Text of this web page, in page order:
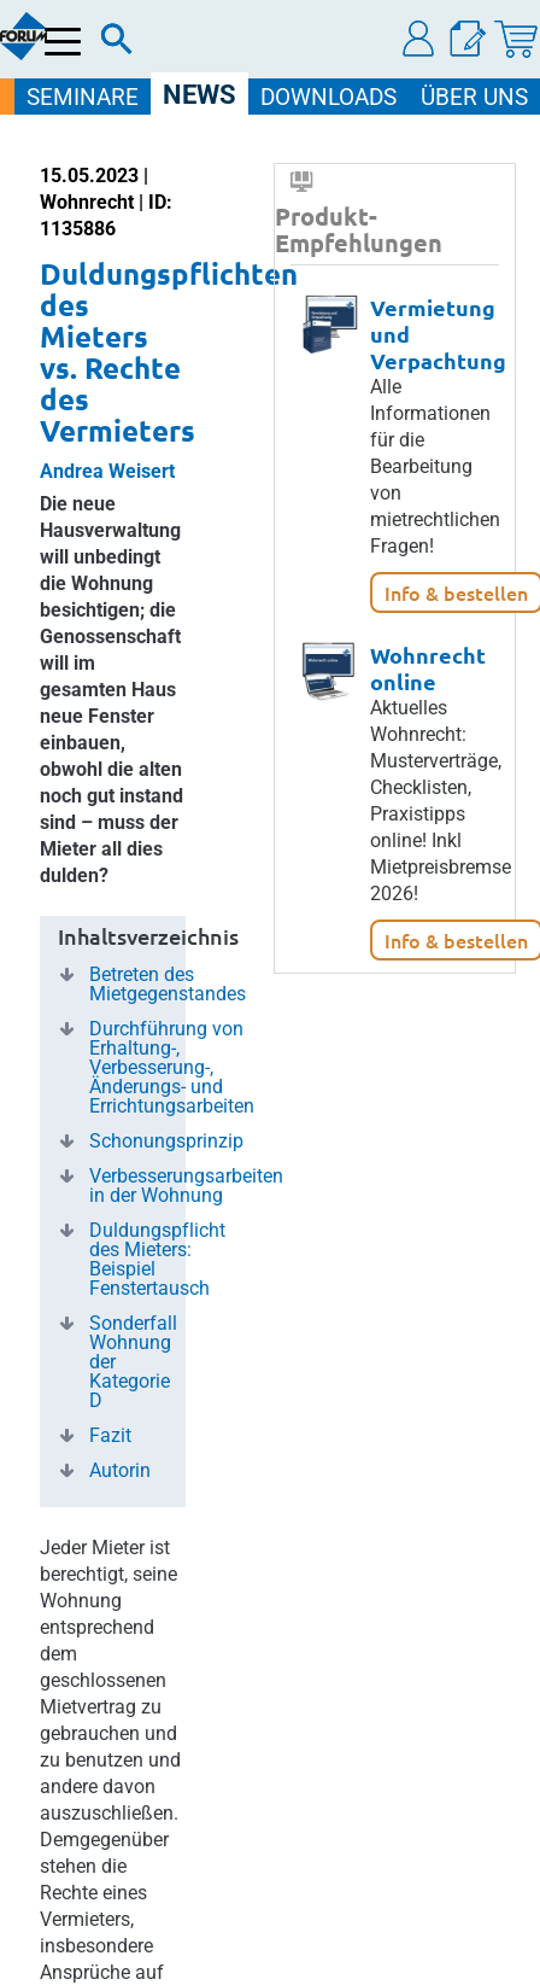
Menü
SEMINARE NEWS DOWNLOADS ÜBER UNS
15.05.2023 |
Wohnrecht | ID:
1135886
Duldungspflichten
des
Mieters
vs. Rechte
des
Vermieters
Andrea Weisert
Die neue
Hausverwaltung
will unbedingt
die Wohnung
besichtigen; die
Genossenschaft
will im
gesamten Haus
neue Fenster
einbauen,
obwohl die alten
noch gut instand
sind – muss der
Mieter all dies
dulden?
Inhaltsverzeichnis
Betreten des
Mietgegenstandes
Durchführung von
Erhaltung-,
Verbesserung-,
Änderungs- und
Errichtungsarbeiten
Schonungsprinzip
Verbesserungsarbeiten
in der Wohnung
Duldungspflicht
des Mieters:
Beispiel
Fenstertausch
Sonderfall
Wohnung
der
Kategorie
D
Fazit
Autorin
Jeder Mieter ist
berechtigt, seine
Wohnung
entsprechend
dem
geschlossenen
Mietvertrag zu
gebrauchen und
zu benutzen und
andere davon
auszuschließen.
Demgegenüber
stehen die
Rechte eines
Vermieters,
insbesondere
Ansprüche auf
Produkt-
Empfehlungen
Vermietung
und
Verpachtung
Alle
Informationen
für die
Bearbeitung
von
mietrechtlichen
Fragen!
Info & bestellen
Wohnrecht
online
Aktuelles
Wohnrecht:
Musterverträge,
Checklisten,
Praxistipps
online! Inkl
Mietpreisbremse
2026!
Info & bestellen